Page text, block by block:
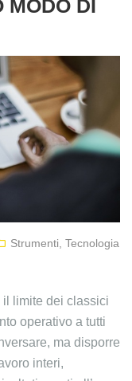
MODO DI
Strumenti Tecnologia
il limite dei classici
operativo a tutti
ma disporre
interi,